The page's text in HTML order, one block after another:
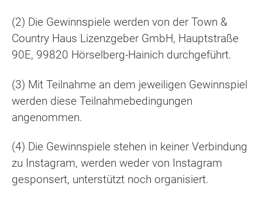
(2) Die Gewinnspiele werden von der Town &
Country Haus Lizenzgeber GmbH, Hauptstraße
90E, 99820 Hörselberg-Hainich durchgeführt.
(3) Mit Teilnahme an dem jeweiligen Gewinnspiel
werden diese Teilnahmebedingungen
angenommen.
(4) Die Gewinnspiele stehen in keiner Verbindung
zu Instagram, werden weder von Instagram
gesponsert, unterstützt noch organisiert.